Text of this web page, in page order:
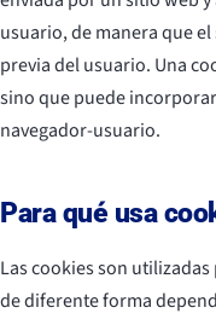
usuario, de manera que
previa del usuario. Una
sino que puede
navegador-usuario.
Para qué usa
Las cookies son
de diferente forma